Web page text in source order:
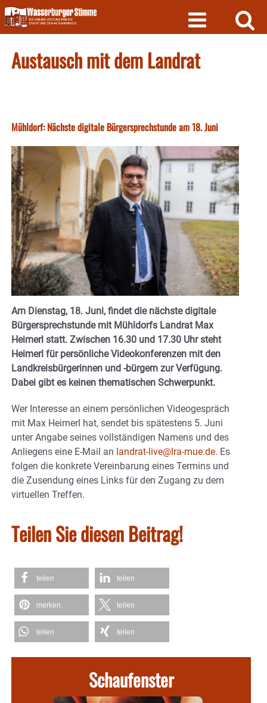
Skip
to
content
Austausch mit dem Landrat
Mühldorf: Nächste digitale Bürgersprechstunde am 18. Juni
Am Dienstag, 18. Juni, findet die nächste digitale
Bürgersprechstunde mit Mühldorfs Landrat Max
Heimerl statt. Zwischen 16.30 und 17.30 Uhr steht
Heimerl für persönliche Videokonferenzen mit den
Landkreisbürgerinnen und -bürgern zur Verfügung.
Dabei gibt es keinen thematischen Schwerpunkt.
Wer Interesse an einem persönlichen Videogespräch
mit Max Heimerl hat, sendet bis spätestens 5. Juni
unter Angabe seines vollständigen Namens und des
Anliegens eine E-Mail an landrat-live@lra-mue.de. Es
folgen die konkrete Vereinbarung eines Termins und
die Zusendung eines Links für den Zugang zu dem
virtuellen Treffen.
Teilen Sie diesen Beitrag!
teilen teilen
merken teilen
teilen teilen
Schaufenster